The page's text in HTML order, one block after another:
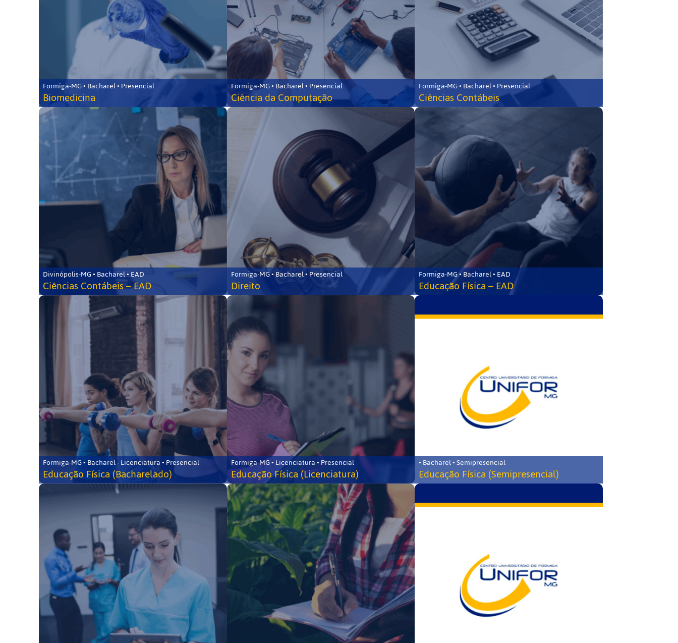
Formiga-MG • Bacharel • Presencial
Biomedicina
Formiga-MG • Bacharel • Presencial
Ciência da Computação
Formiga-MG • Bacharel • Presencial
Ciências Contábeis
Divinópolis-MG • Bacharel • EAD
Ciências Contábeis – EAD
Formiga-MG • Bacharel • Presencial
Direito
Formiga-MG • Bacharel • EAD
Educação Física – EAD
Formiga-MG • Bacharel - Licenciatura • Presencial
Educação Física (Bacharelado)
Formiga-MG • Licenciatura • Presencial
Educação Física (Licenciatura)
• Bacharel • Semipresencial
Educação Física (Semipresencial)